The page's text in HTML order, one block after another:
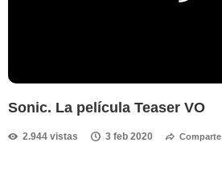
Sonic. La película Teaser VO
2.944 vistas 3 feb 2020 Comparte